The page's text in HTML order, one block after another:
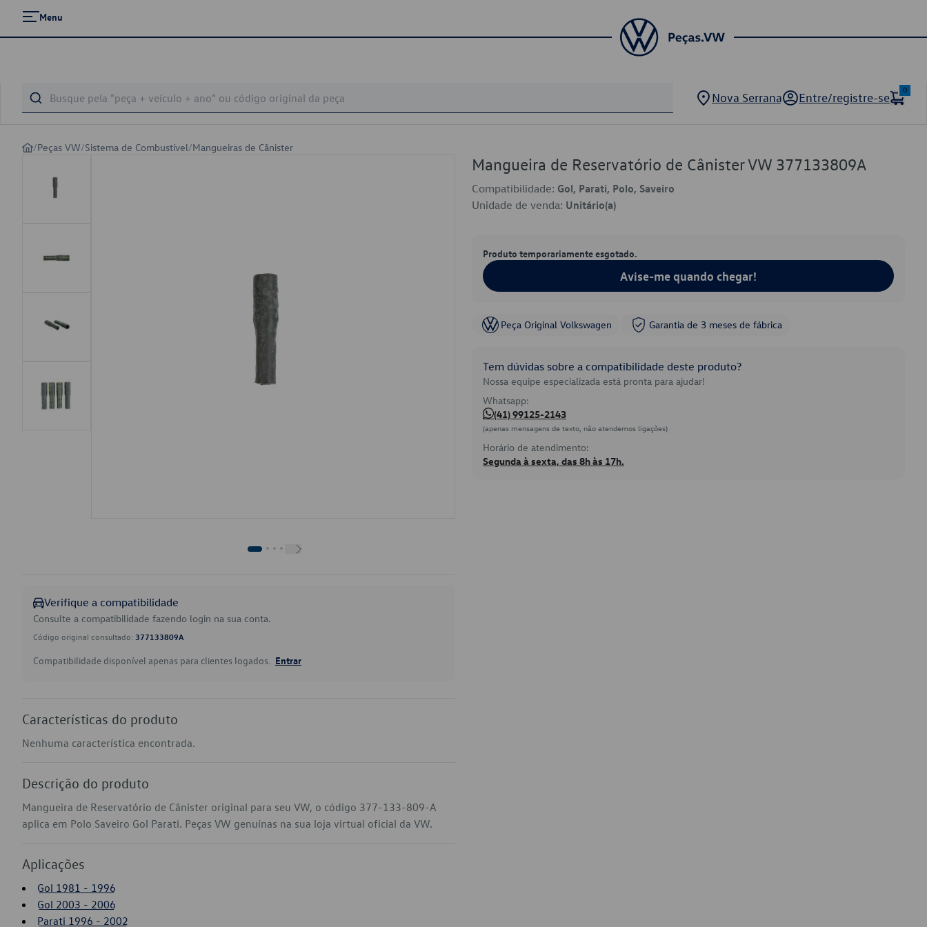
Menu
Nova Serrana Entre/registre-se
0
/Peças VW/Sistema de Combustível/Mangueiras de Cânister
Verifique a compatibilidade
Consulte a compatibilidade fazendo login na sua conta.
Código original consultado: 377133809A
Compatibilidade disponível apenas para clientes logados. Entrar
Características do produto
Nenhuma característica encontrada.
Descrição do produto
Mangueira de Reservatório de Cânister original para seu VW, o código 377-133-809-A
aplica em Polo Saveiro Gol Parati. Peças VW genuínas na sua loja virtual oficial da VW.
Aplicações
Gol 1981 - 1996
Gol 2003 - 2006
Parati 1996 - 2002
Mangueira de Reservatório de Cânister VW 377133809A
Compatibilidade: Gol, Parati, Polo, Saveiro
Unidade de venda: Unitário(a)
Produto temporariamente esgotado.
Avise-me quando chegar!
Peça Original Volkswagen Garantia de 3 meses de fábrica
Tem dúvidas sobre a compatibilidade deste produto?
Nossa equipe especializada está pronta para ajudar!
Whatsapp:
(41) 99125-2143
(apenas mensagens de texto, não atendemos ligações)
Horário de atendimento:
Segunda à sexta, das 8h às 17h.